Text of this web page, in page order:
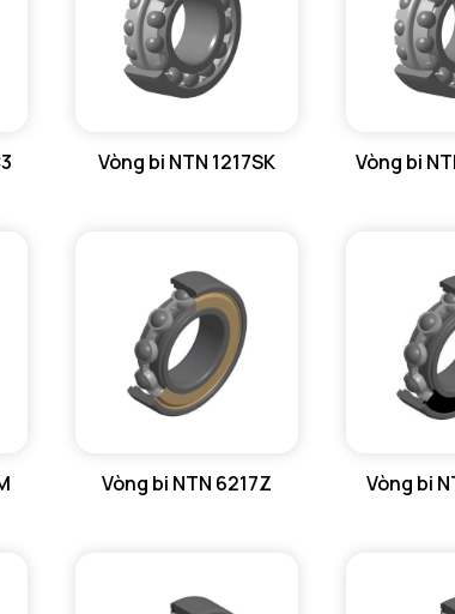
Y0 - Hệ
Y2 - Hệ
N lim -
GIỚI HẠN
da max
db min -
Ca -
Vòng bi NTN 1217SK Vòng bi
Vòng bi NTN 6217Z Vòng bi